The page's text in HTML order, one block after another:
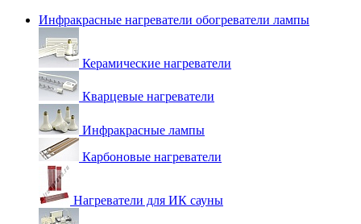
Инфракрасные нагреватели обогреватели лампы
Керамические нагреватели
Кварцевые нагреватели
Инфракрасные лампы
Карбоновые нагреватели
Нагреватели для ИК сауны